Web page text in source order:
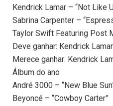
Kendrick Lamar – “Not Like
Sabrina Carpenter –
Taylor Swift Featuring Post
Deve ganhar: Kendrick
Merece ganhar: Kendrick
Álbum do ano
André 3000 – “New Blue
Beyoncé – “Cowboy Carter”